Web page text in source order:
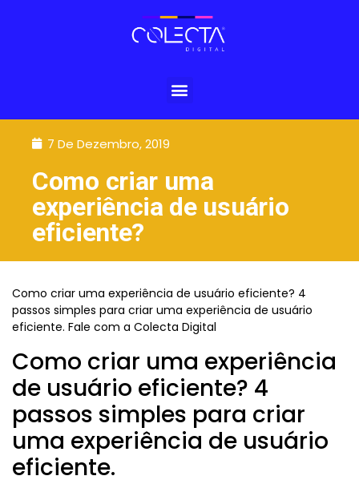
7 De Dezembro, 2019
Como criar uma
experiência de usuário
eficiente?
Como criar uma experiência de usuário eficiente? 4
passos simples para criar uma experiência de usuário
eficiente. Fale com a Colecta Digital
Como criar uma experiência
de usuário eficiente? 4
passos simples para criar
uma experiência de usuário
eficiente.